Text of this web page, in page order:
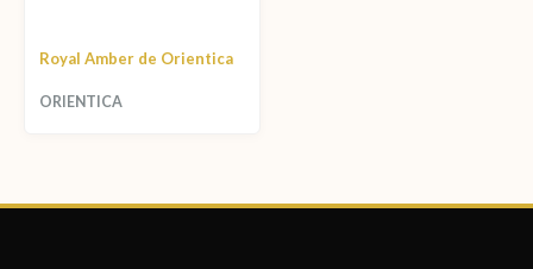
Royal Amber de Orientica
ORIENTICA